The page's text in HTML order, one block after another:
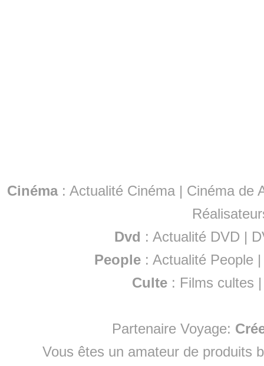
Cinéma: Actualité Cinéma | Cinéma de
Dvd : Actualité DVD |
People :Actualité People
Culte : Films cultes
Partenaire Voyage:
Vous êtes un amateur de produits